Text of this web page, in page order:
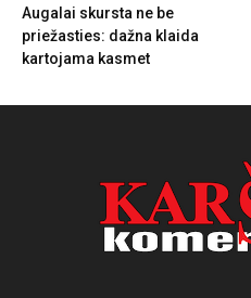
Augalai skursta ne be
priežasties: dažna klaida
kartojama kasmet